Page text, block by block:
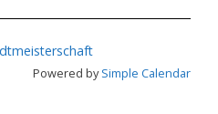
Powered bySimple Calendar